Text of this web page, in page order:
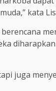
kata
juga